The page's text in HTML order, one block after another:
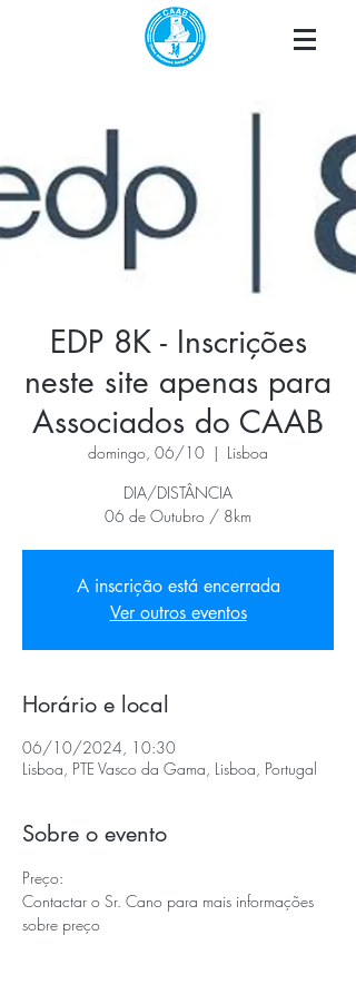
EDP 8K - Inscrições
neste site apenas para
Associados do CAAB
domingo, 06/10
  |
Lisboa
DIA/DISTÂNCIA
06 de Outubro / 8km
A inscrição está encerrada
Ver outros eventos
Horário e local
06/10/2024, 10:30
Lisboa, PTE Vasco da Gama, Lisboa, Portugal
Sobre o evento
Preço:
Contactar o Sr. Cano para mais informações
sobre preço